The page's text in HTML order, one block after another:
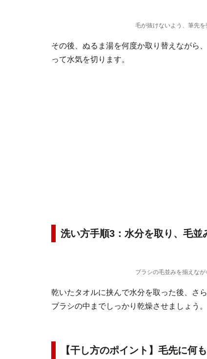
毛が抜けないよう、筆先を
その後、ぬるま湯を何度か取り替えながら
って水気を切ります。
洗い方手順3：水分を取り、毛並
ブラシの毛並みを揃えなが
乾いたタオルに挟んで水分を取った後、さ
ブラシの中までしっかり乾燥させましょう。
【干し方のポイント】毛先に何